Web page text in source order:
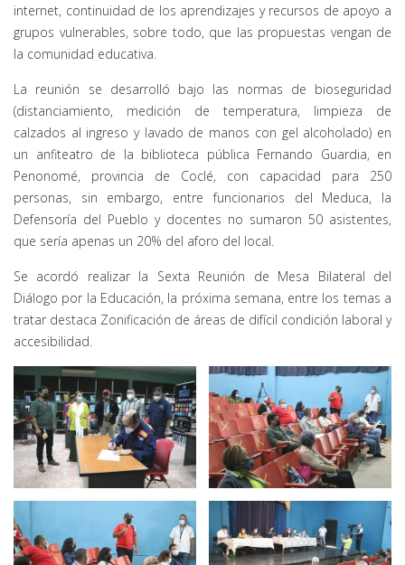
internet, continuidad de los aprendizajes y recursos de apoyo a
grupos vulnerables, sobre todo, que las propuestas vengan de
la comunidad educativa.
La reunión se desarrolló bajo las normas de bioseguridad
(distanciamiento, medición de temperatura, limpieza de
calzados al ingreso y lavado de manos con gel alcoholado) en
un anfiteatro de la biblioteca pública Fernando Guardia, en
Penonomé, provincia de Coclé, con capacidad para 250
personas, sin embargo, entre funcionarios del Meduca, la
Defensoría del Pueblo y docentes no sumaron 50 asistentes,
que sería apenas un 20% del aforo del local.
Se acordó realizar la Sexta Reunión de Mesa Bilateral del
Diálogo por la Educación, la próxima semana, entre los temas a
tratar destaca Zonificación de áreas de difícil condición laboral y
accesibilidad.